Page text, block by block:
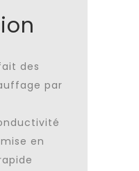
des
par
en